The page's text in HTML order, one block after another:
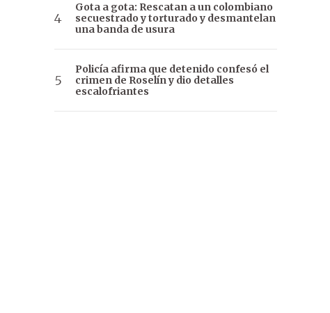
Gota a gota: Rescatan a un colombiano
secuestrado y torturado y desmantelan
una banda de usura
Policía afirma que detenido confesó el
crimen de Roselín y dio detalles
escalofriantes